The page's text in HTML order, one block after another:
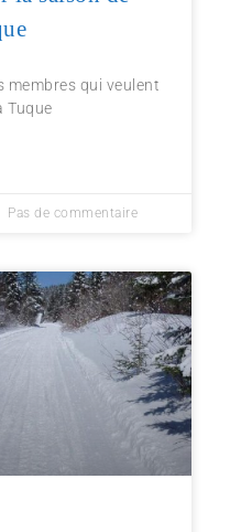
membres qui veulent
Tuque
Pas de commentaire